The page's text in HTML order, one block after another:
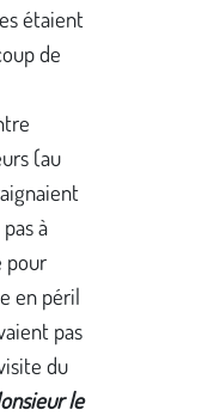
étaient
de
(au
à
pour
en péril
pas
du
le